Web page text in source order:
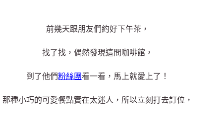
前幾天跟朋友們約好下午茶，
找了找，偶然發現這間咖啡館，
到了他們粉絲團看一看，馬上就愛上了！
那種小巧的可愛餐點實在太迷人，所以立刻打去訂位，